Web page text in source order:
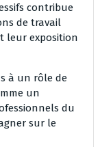
contribue
de travail
leur exposition
à un rôle de
un
du
sur le